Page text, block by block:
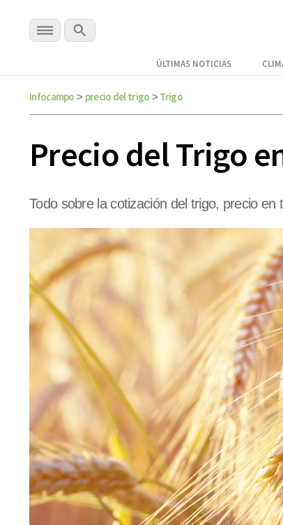
ÚLTIMAS NOTICIAS
Infocampo > precio del trigo > Trigo
Precio del Trigo
Todo sobre la cotización del trigo, precio en